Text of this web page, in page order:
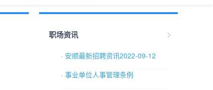
职场资讯
· 安顺最新招聘资讯2022-09-12
· 事业单位人事管理条例